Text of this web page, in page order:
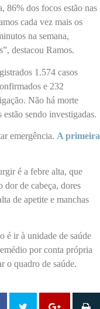
86% dos focos estão nas
cada vez mais os
na semana,
destacou Ramos.
1.574 casos
e 232
Não há morte
sendo investigadas.
emergência. A primeira
é a febre alta, que
dor de cabeça, dores
de apetite e manchas
é ir à unidade de saúde
por conta própria
o quadro de saúde.